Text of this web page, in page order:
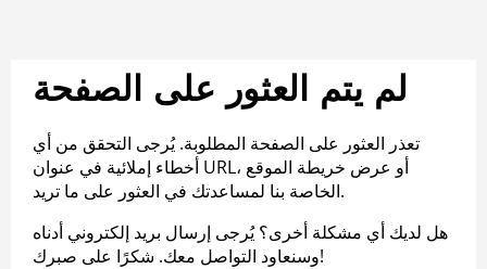
لم يتم العثور على الصفحة
تعذر العثور على الصفحة المطلوبة. يُرجى التحقق من أي
أخطاء إملائية في عنوان URL، أو عرض خريطة الموقع
الخاصة بنا لمساعدتك في العثور على ما تريد.
هل لديك أي مشكلة أخرى؟ يُرجى إرسال بريد إلكتروني أدناه
وسنعاود التواصل معك. شكرًا على صبرك!